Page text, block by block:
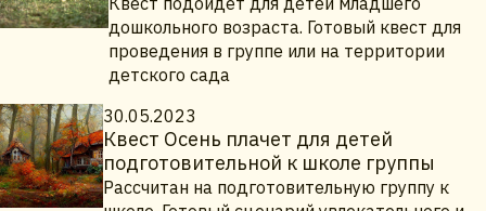
дошкольного возраста. Готовый квест для
проведения в группе или на территории
детского сада
30.05.2023
Квест Осень плачет для детей
подготовительной к школе группы
Рассчитан на подготовительную группу к